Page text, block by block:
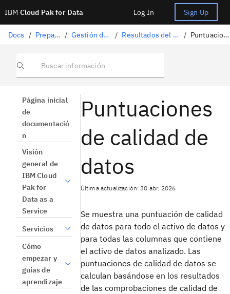
IBM Cloud Pak for Data Log In Sign Up
Docs / Preparación de datos / Gestión de la calidad de los datos / Resultados del análisis de la calidad de los datos / Puntuaciones de calidad de datos
Buscar información
Página inicial
de
documentació
n
Visión
general de
IBM Cloud
Pak for
Data as a
Service
Servicios
Cómo
empezar y
guías de
aprendizaje
Puntuaciones
de calidad de
datos
Última actualización: 30 abr. 2026
Se muestra una puntuación de calidad
de datos para todo el activo de datos y
para todas las columnas que contiene
el activo de datos analizado. Las
puntuaciones de calidad de datos se
calculan basándose en los resultados
de las comprobaciones de calidad de